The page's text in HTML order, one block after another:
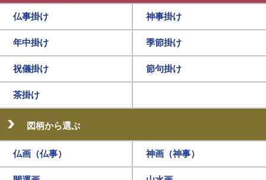
仏事掛け 神事掛け
年中掛け 季節掛け
祝儀掛け 節句掛け
茶掛け
図柄から選ぶ
仏画（仏事） 神画（神事）